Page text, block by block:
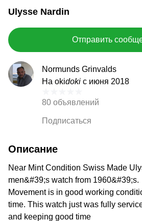
Ulysse Nardin
Отправить
Normunds Grinvalds
На okidoki с июня 2018
80 объявлений
Подписаться
Описание
Near Mint Condition Swiss Made
men&#39;s watch from 1960&#39;s.
Movement is in good working
time. This watch just was fully
and keeping good time